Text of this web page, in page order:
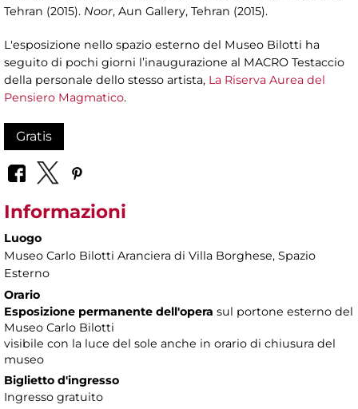
Tehran (2015). Noor, Aun Gallery, Tehran (2015).
L'esposizione nello spazio esterno del Museo Bilotti ha
seguito di pochi giorni l’inaugurazione al MACRO Testaccio
della personale dello stesso artista, La Riserva Aurea del
Pensiero Magmatico.
Gratis
Informazioni
Luogo
Museo Carlo Bilotti Aranciera di Villa Borghese, Spazio
Esterno
Orario
Esposizione permanente dell'opera sul portone esterno del
Museo Carlo Bilotti
visibile con la luce del sole anche in orario di chiusura del
museo
Biglietto d'ingresso
Ingresso gratuito